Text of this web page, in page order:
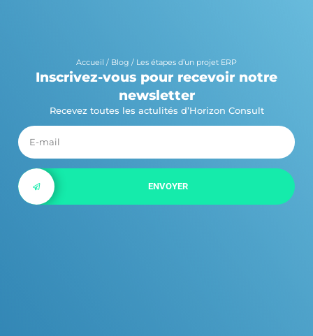
Accueil / Blog / Les étapes d’un projet ERP
Inscrivez-vous pour recevoir notre
newsletter
Recevez toutes les actulités d’Horizon Consult
ENVOYER